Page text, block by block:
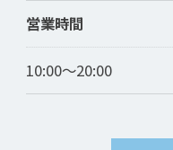
営業時間
10:00～20:00